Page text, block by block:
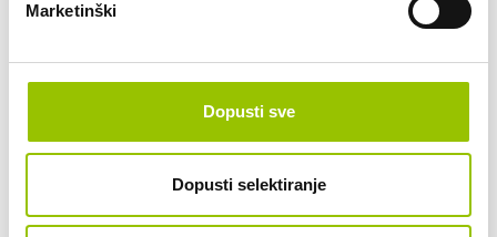
Marketinški
Dopusti sve
Dopusti selektiranje